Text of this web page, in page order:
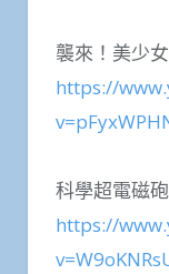
襲來！美少
https://
科學超電磁
https://